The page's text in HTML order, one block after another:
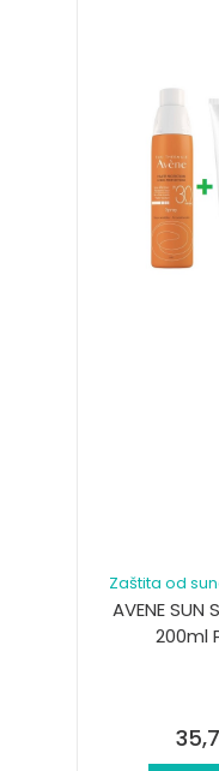
Zaštita od
AVENE SUN
200ml